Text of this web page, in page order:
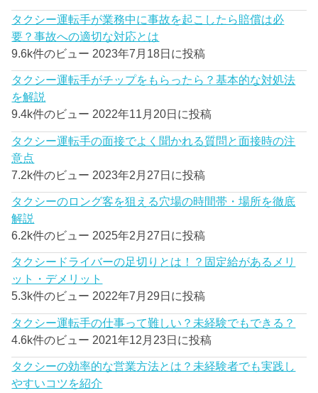
タクシー運転手が業務中に事故を起こしたら賠償は必
要？事故への適切な対応とは
9.6k件のビュー 2023年7月18日に投稿
タクシー運転手がチップをもらったら？基本的な対処法
を解説
9.4k件のビュー 2022年11月20日に投稿
タクシー運転手の面接でよく聞かれる質問と面接時の注
意点
7.2k件のビュー 2023年2月27日に投稿
タクシーのロング客を狙える穴場の時間帯・場所を徹底
解説
6.2k件のビュー 2025年2月27日に投稿
タクシードライバーの足切りとは！？固定給があるメリ
ット・デメリット
5.3k件のビュー 2022年7月29日に投稿
タクシー運転手の仕事って難しい？未経験でもできる？
4.6k件のビュー 2021年12月23日に投稿
タクシーの効率的な営業方法とは？未経験者でも実践し
やすいコツを紹介